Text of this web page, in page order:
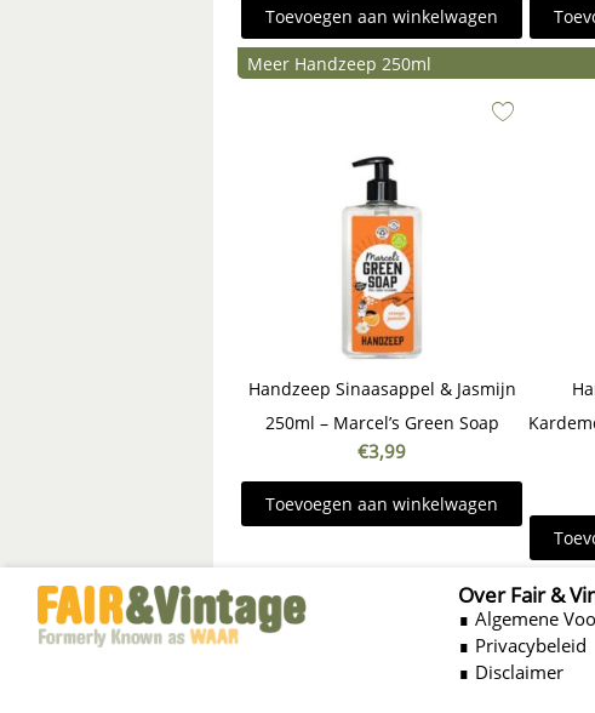
Toevoegen aan winkelwagen
Meer Handzeep 250ml
Handzeep Sinaasappel & Jasmijn
250ml – Marcel’s Green Soap
€3,99
Toevoegen aan winkelwagen
Over Fair &
∎ Algemene
∎ Privacybeleid
∎ Disclaimer